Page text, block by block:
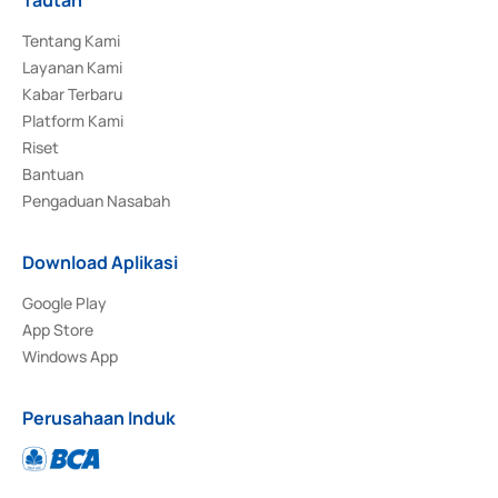
Tentang Kami
Layanan Kami
Kabar Terbaru
Platform Kami
Riset
Bantuan
Pengaduan Nasabah
Download Aplikasi
Google Play
App Store
Windows App
Perusahaan Induk